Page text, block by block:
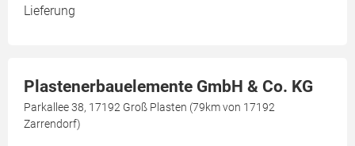
Lieferung
Plastenerbauelemente GmbH & Co. KG
Parkallee 38, 17192 Groß Plasten (79km von 17192
Zarrendorf)